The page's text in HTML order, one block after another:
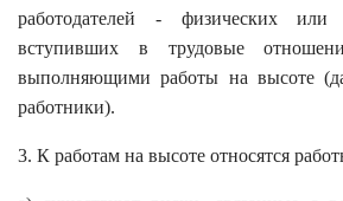
работодателей - физических
вступивших в трудовые
выполняющими работы на высоте
работники).
3. К работам на высоте относятся